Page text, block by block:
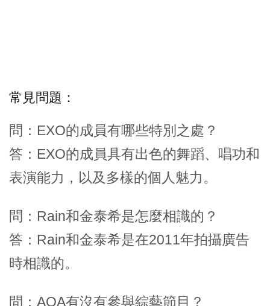
常見問題：
問：EXO的成員有哪些特別之處？
答：EXO的成員具有出色的舞蹈、唱功和
表演能力，以及多樣的個人魅力。
問：Rain和金泰希是怎麼相識的？
答：Rain和金泰希是在2011年拍攝廣告
時相識的。
問：AOA有沒有參與綜藝節目？